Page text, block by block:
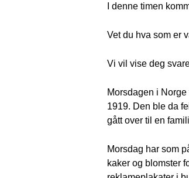
I denne timen
Vet du hva som er
Vi vil vise deg
Morsdagen i
1919. Den ble da
gått over til en
Morsdag har som
kaker og blomster